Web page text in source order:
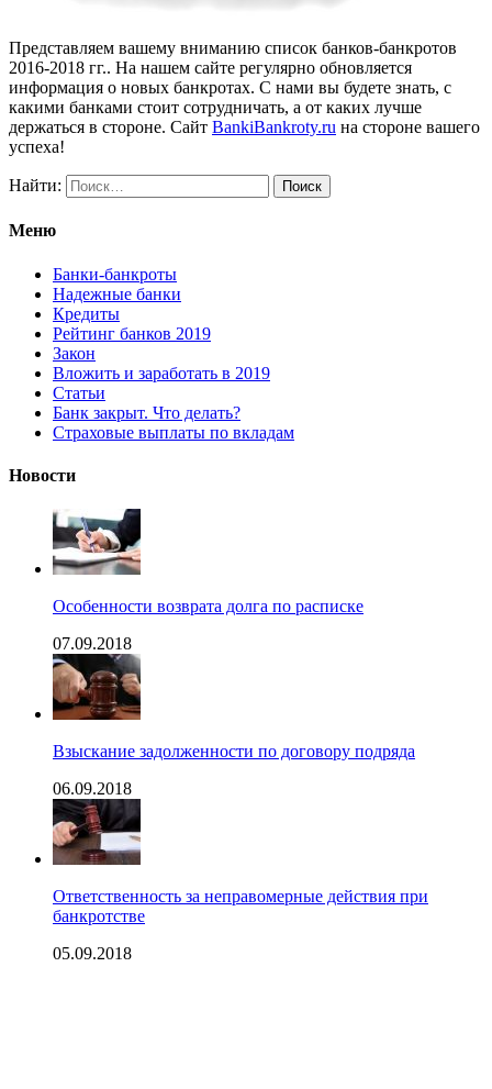
Представляем вашему вниманию список банков-банкротов
2016-2018 гг.. На нашем сайте регулярно обновляется
информация о новых банкротах. С нами вы будете знать, с
какими банками стоит сотрудничать, а от каких лучше
держаться в стороне. Сайт BankiBankroty.ru на стороне вашего
успеха!
Найти:
Меню
Банки-банкроты
Надежные банки
Кредиты
Рейтинг банков 2019
Закон
Вложить и заработать в 2019
Статьи
Банк закрыт. Что делать?
Страховые выплаты по вкладам
Новости
Особенности возврата долга по расписке
07.09.2018
Взыскание задолженности по договору подряда
06.09.2018
Ответственность за неправомерные действия при
банкротстве
05.09.2018